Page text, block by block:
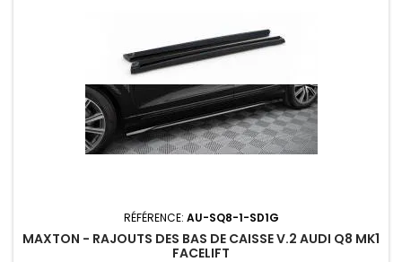
RÉFÉRENCE: AU-SQ8-1-SD1G
MAXTON - RAJOUTS DES BAS DE CAISSE V.2 AUDI Q8 MK1
FACELIFT